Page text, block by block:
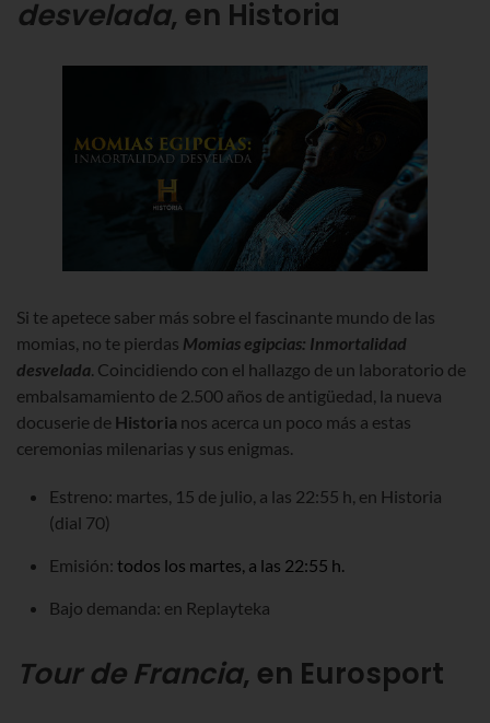
desvelada, en Historia
Si te apetece saber más sobre el fascinante mundo de las
momias, no te pierdas Momias egipcias: Inmortalidad
desvelada . Coincidiendo con el hallazgo de un laboratorio de
embalsamamiento de 2.500 años de antigüedad, la nueva
docuserie de Historia nos acerca un poco más a estas
ceremonias milenarias y sus enigmas.
Estreno: martes, 15 de julio, a las 22:55 h, en Historia
(dial 70)
Emisión: todos los martes, a las 22:55 h.
Bajo demanda: en Replayteka
Tour de Francia, en Eurosport